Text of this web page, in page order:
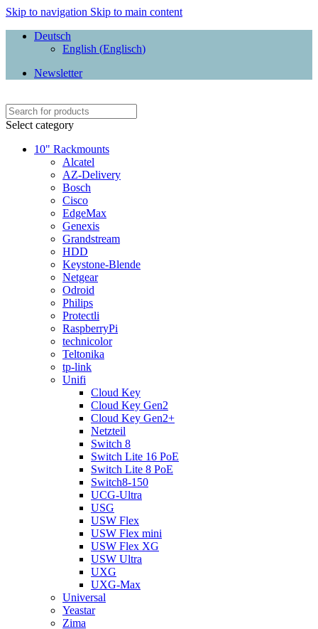
Skip to navigation Skip to main content
Deutsch
English (Englisch)
Newsletter
Select category
10" Rackmounts
Alcatel
AZ-Delivery
Bosch
Cisco
EdgeMax
Genexis
Grandstream
HDD
Keystone-Blende
Netgear
Odroid
Philips
Protectli
RaspberryPi
technicolor
Teltonika
tp-link
Unifi
Cloud Key
Cloud Key Gen2
Cloud Key Gen2+
Netzteil
Switch 8
Switch Lite 16 PoE
Switch Lite 8 PoE
Switch8-150
UCG-Ultra
USG
USW Flex
USW Flex mini
USW Flex XG
USW Ultra
UXG
UXG-Max
Universal
Yeastar
Zima